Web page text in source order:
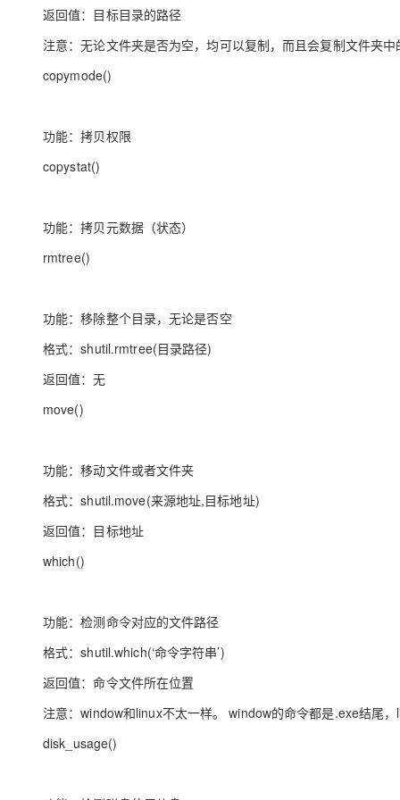
返回值：目标目录的路径
注意：无论文件夹是否为空，均可以复制，而且会复制文件夹
copymode()
功能：拷贝权限
copystat()
功能：拷贝元数据（状态）
rmtree()
功能：移除整个目录，无论是否空
格式：shutil.rmtree(目录路径)
返回值：无
move()
功能：移动文件或者文件夹
格式：shutil.move(来源地址,目标地址)
返回值：目标地址
which()
功能：检测命令对应的文件路径
格式：shutil.which(‘命令字符串’)
返回值：命令文件所在位置
注意：window和linux不太一样。 window的命令都是.exe结尾
disk_usage()